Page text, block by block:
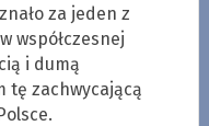
za jeden z
współczesnej
i dumą
tę zachwycającą